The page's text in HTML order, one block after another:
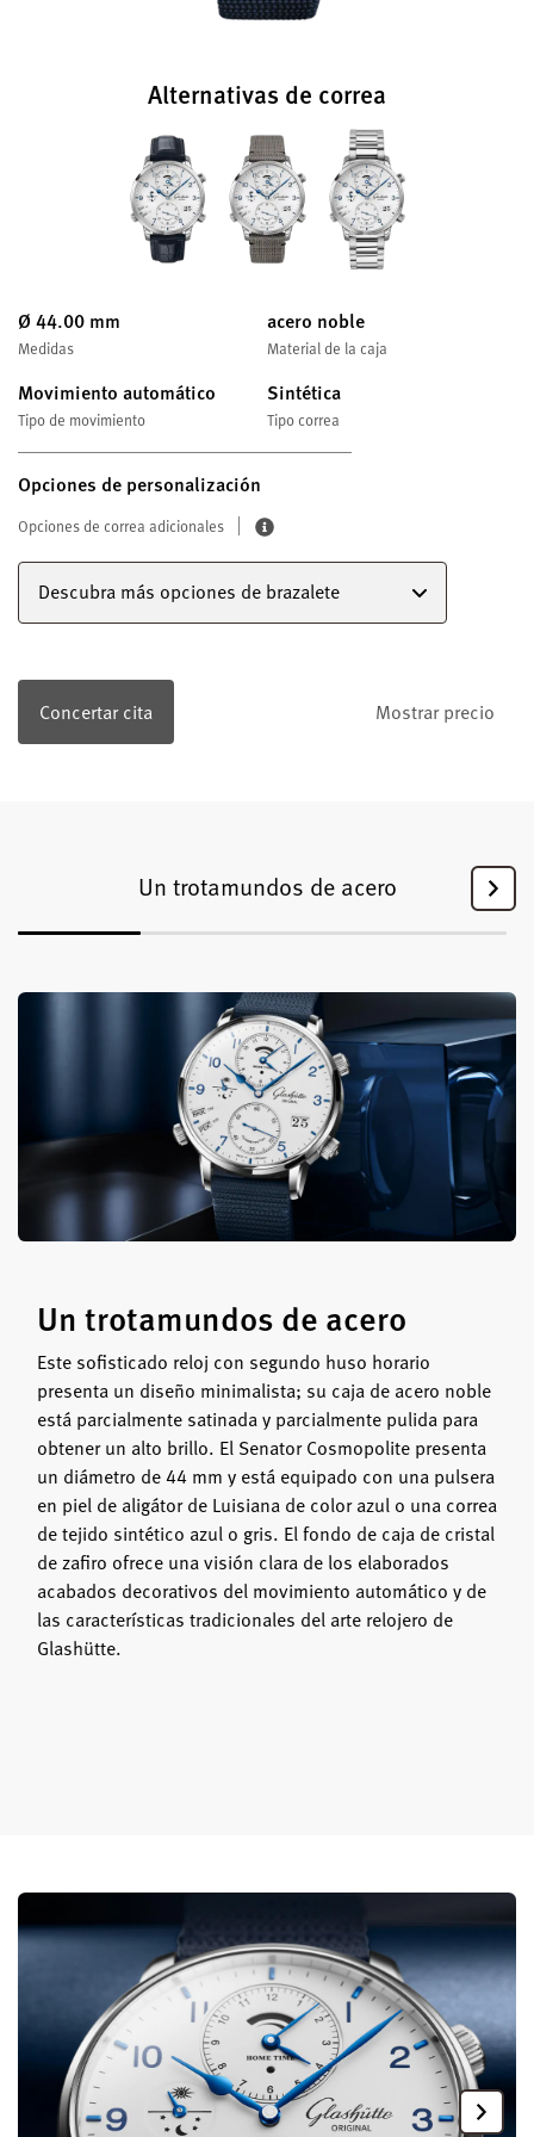
Alternativas de correa
Ø 44.00 mm
Medidas
acero noble
Material de la caja
Movimiento automático
Tipo de movimiento
Sintética
Tipo correa
Opciones de personalización
Opciones de correa adicionales
Descubra más opciones de brazalete
Concertar cita Mostrar precio
Un trotamundos de acero
Un trotamundos de acero
Este sofisticado reloj con segundo huso horario
presenta un diseño minimalista; su caja de acero noble
está parcialmente satinada y parcialmente pulida para
obtener un alto brillo. El Senator Cosmopolite presenta
un diámetro de 44 mm y está equipado con una pulsera
en piel de aligátor de Luisiana de color azul o una correa
de tejido sintético azul o gris. El fondo de caja de cristal
de zafiro ofrece una visión clara de los elaborados
acabados decorativos del movimiento automático y de
las características tradicionales del arte relojero de
Glashütte.